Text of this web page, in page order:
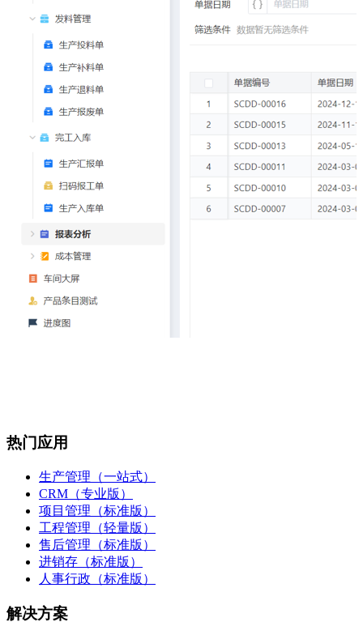
热门应用
生产管理（一站式）
CRM（专业版）
项目管理（标准版）
工程管理（轻量版）
售后管理（标准版）
进销存（标准版）
人事行政（标准版）
解决方案